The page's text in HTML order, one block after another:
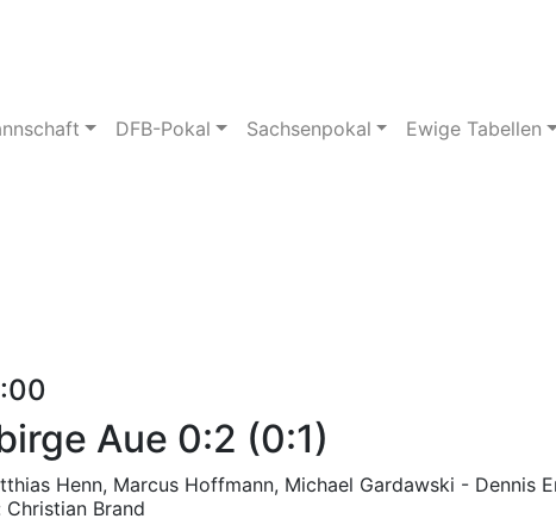
DFB-Pokal Sachsenpokal Ewige Tabellen
Aue 0:2 (0:1)
Henn, Marcus Hoffmann, Michael Gardawski - Dennis
Christian Brand